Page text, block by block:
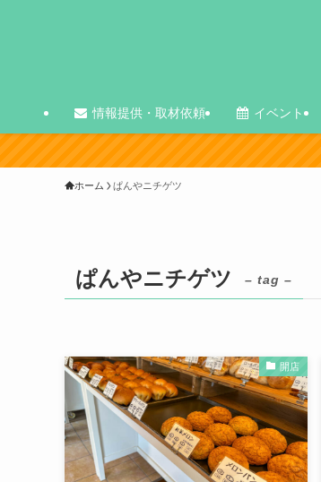
情報提供・取材依頼 イベント
ホーム ぱんやニチゲツ
ぱんやニチゲツ – tag –
開店